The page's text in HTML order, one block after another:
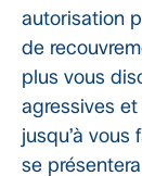
autorisation
de
plus vous
agressives
jusqu’à vous
se